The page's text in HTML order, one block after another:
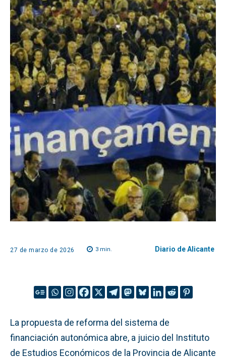
27 de marzo de 2026 3min. Diario de Alicante
La propuesta de reforma del sistema de
financiación autonómica abre, a juicio del Instituto
de Estudios Económicos de la Provincia de Alicante